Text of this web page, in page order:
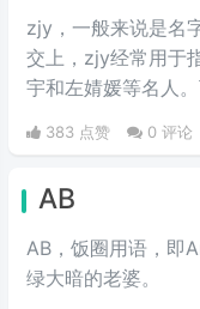
zjy，一般来说是名
交上，zjy经常用于
宇和左婧媛等名人
383 点赞 0 评论
AB
AB，饭圈用语，即
绿大暗的老婆。​